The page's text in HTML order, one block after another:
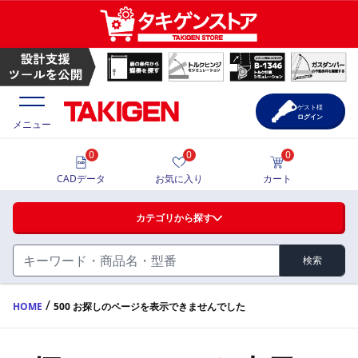
ハンドル・取手・つまみ・周辺機器
FA・A
蝶番・ステー・周辺機器
価格一覧
製品カタログ
メニュー
カテゴリから探す
検索
0
CADデータ
0
お気に入り
0
カート
ゲスト様
ログイン
HOME / 500 お探しのページを表示できませんでした